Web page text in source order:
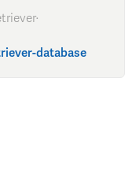
·
database